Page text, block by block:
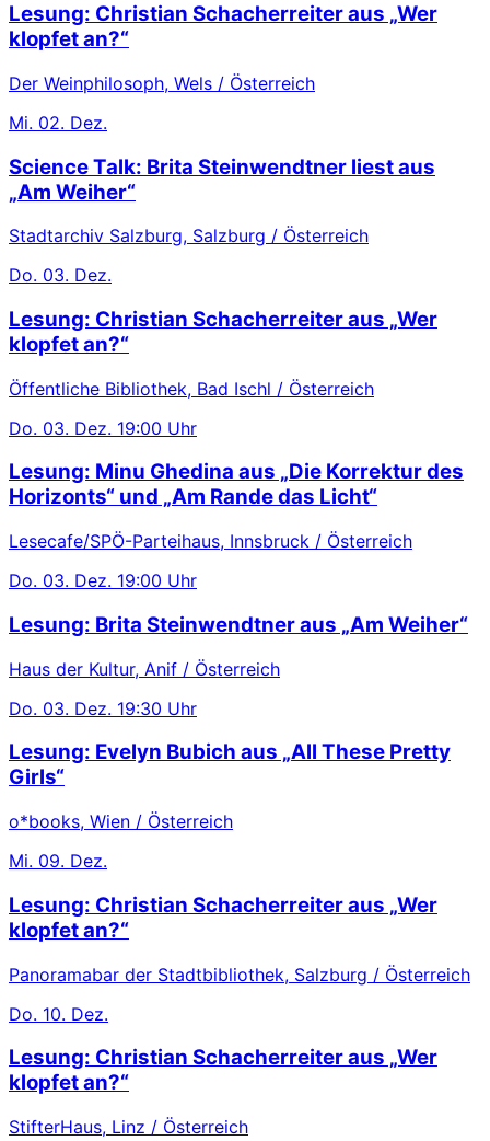
Lesung: Christian Schacherreiter aus „Wer
klopfet an?“
Der Weinphilosoph, Wels / Österreich
Mi. 02. Dez.
Science Talk: Brita Steinwendtner liest aus
„Am Weiher“
Stadtarchiv Salzburg, Salzburg / Österreich
Do. 03. Dez.
Lesung: Christian Schacherreiter aus „Wer
klopfet an?“
Öffentliche Bibliothek, Bad Ischl / Österreich
Do. 03. Dez. 19:00 Uhr
Lesung: Minu Ghedina aus „Die Korrektur des
Horizonts“ und „Am Rande das Licht“
Lesecafe/SPÖ-Parteihaus, Innsbruck / Österreich
Do. 03. Dez. 19:00 Uhr
Lesung: Brita Steinwendtner aus „Am Weiher“
Haus der Kultur, Anif / Österreich
Do. 03. Dez. 19:30 Uhr
Lesung: Evelyn Bubich aus „All These Pretty
Girls“
o*books, Wien / Österreich
Mi. 09. Dez.
Lesung: Christian Schacherreiter aus „Wer
klopfet an?“
Panoramabar der Stadtbibliothek, Salzburg / Österreich
Do. 10. Dez.
Lesung: Christian Schacherreiter aus „Wer
klopfet an?“
StifterHaus, Linz / Österreich